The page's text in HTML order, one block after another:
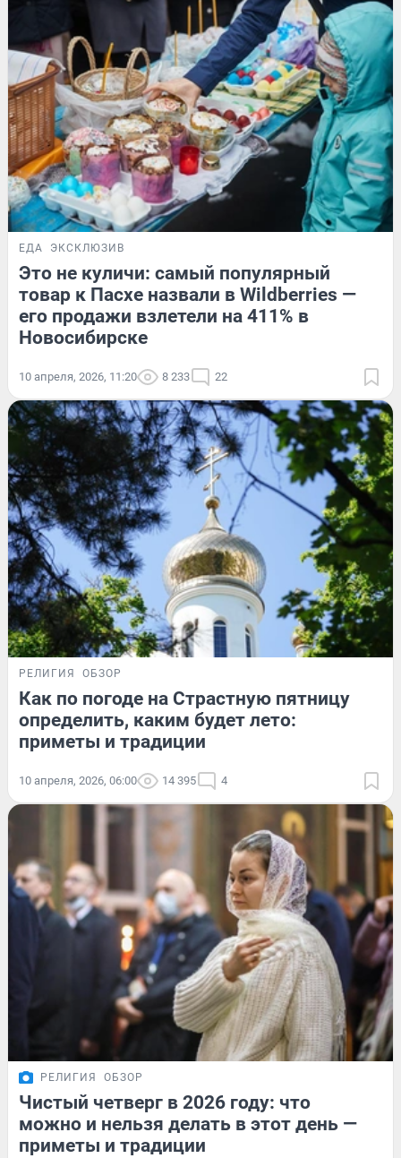
ЕДА ЭКСКЛЮЗИВ
Это не куличи: самый популярный
товар к Пасхе назвали в Wildberries —
его продажи взлетели на 411% в
Новосибирске
10 апреля, 2026, 11:20 8 233 22
РЕЛИГИЯ ОБЗОР
Как по погоде на Страстную пятницу
определить, каким будет лето:
приметы и традиции
10 апреля, 2026, 06:00 14 395 4
РЕЛИГИЯ ОБЗОР
Чистый четверг в 2026 году: что
можно и нельзя делать в этот день —
приметы и традиции